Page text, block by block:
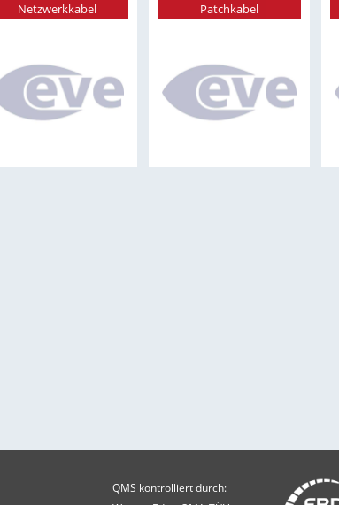
Netzwerkkabel Patchkabel
QMS kontrolliert durch: